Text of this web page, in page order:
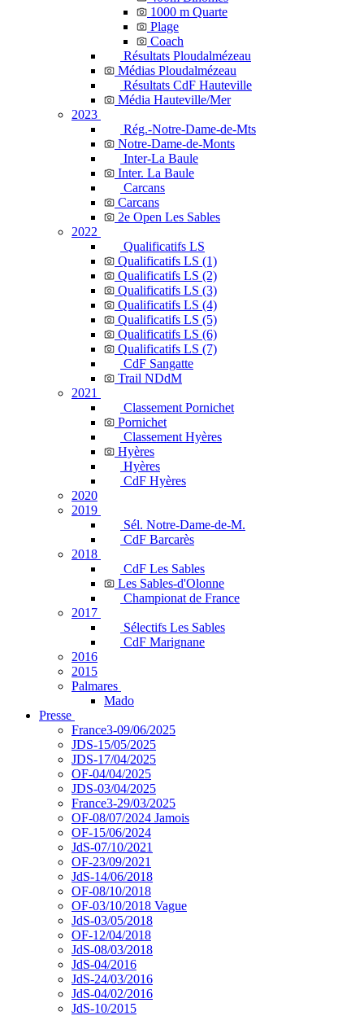
1000 m Quarte
Plage
Coach
Résultats Ploudalmézeau
Médias Ploudalmézeau
Résultats CdF Hauteville
Média Hauteville/Mer
2023
Rég.-Notre-Dame-de-Mts
Notre-Dame-de-Monts
Inter-La Baule
Inter. La Baule
Carcans
Carcans
2e Open Les Sables
2022
Qualificatifs LS
Qualificatifs LS (1)
Qualificatifs LS (2)
Qualificatifs LS (3)
Qualificatifs LS (4)
Qualificatifs LS (5)
Qualificatifs LS (6)
Qualificatifs LS (7)
CdF Sangatte
Trail NDdM
2021
Classement Pornichet
Pornichet
Classement Hyères
Hyères
Hyères
CdF Hyères
2020
2019
Sél. Notre-Dame-de-M.
CdF Barcarès
2018
CdF Les Sables
Les Sables-d'Olonne
Championat de France
2017
Sélectifs Les Sables
CdF Marignane
2016
2015
Palmares
Mado
Presse
France3-09/06/2025
JDS-15/05/2025
JDS-17/04/2025
OF-04/04/2025
JDS-03/04/2025
France3-29/03/2025
OF-08/07/2024 Jamois
OF-15/06/2024
JdS-07/10/2021
OF-23/09/2021
JdS-14/06/2018
OF-08/10/2018
OF-03/10/2018 Vague
JdS-03/05/2018
OF-12/04/2018
JdS-08/03/2018
JdS-04/2016
JdS-24/03/2016
JdS-04/02/2016
JdS-10/2015